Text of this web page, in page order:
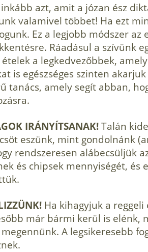
azt, amit a józan ész
valami­vel többet! Ha ezt
Ez a legjobb módszer az
Ráadásul a szívünk
ételek a legkedvezőbbek,
is egészsé­ges szinten
tanács, amely segít abban,
IRÁNYÍTSANAK!Talán
eszünk, mint gondol­nánk
rendszeresen alábecsüljük
és chipsek mennyiségét,
Ha kihagyjuk a
már bármi kerül is elénk,
A legsikeresebb